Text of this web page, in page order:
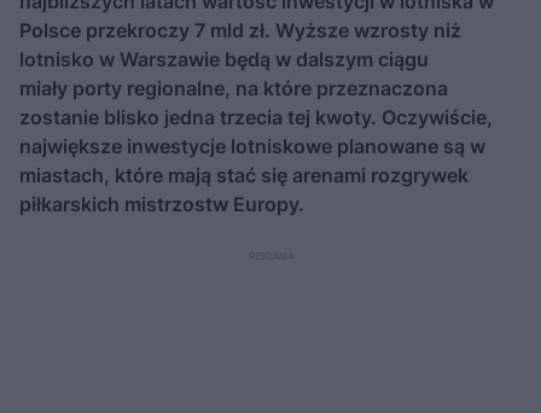
Polsce przekroczy 7 mld zł. Wyższe wzrosty niż
lotnisko w Warszawie będą w dalszym ciągu
miały porty regionalne, na które przeznaczona
zostanie blisko jedna trzecia tej kwoty. Oczywiście,
największe inwestycje lotniskowe planowane są w
miastach, które mają stać się arenami rozgrywek
piłkarskich mistrzostw Europy.